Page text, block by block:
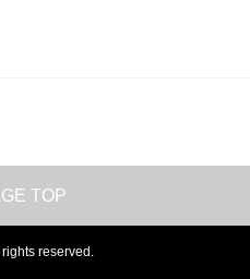
TOP
reserved.